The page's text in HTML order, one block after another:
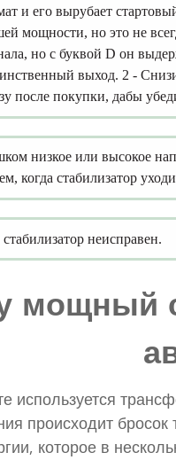
и его вырубает
мощности, но это не
но с буквой D он
выход. 2 -
после покупки, дабы
низкое или высокое
когда стабилизатор
неисправен.
мощный
используется
происходит бросок
которое в